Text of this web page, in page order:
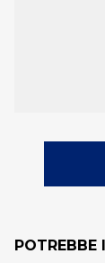
POTREBBE